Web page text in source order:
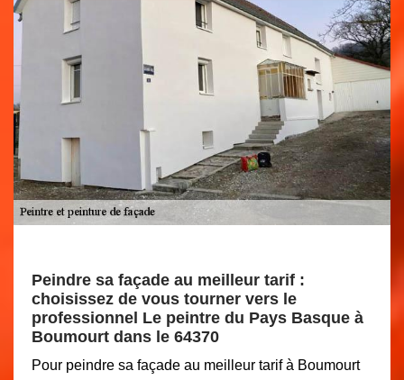
Peindre sa façade au meilleur tarif :
choisissez de vous tourner vers le
professionnel Le peintre du Pays Basque à
Boumourt dans le 64370
Pour peindre sa façade au meilleur tarif à Boumourt